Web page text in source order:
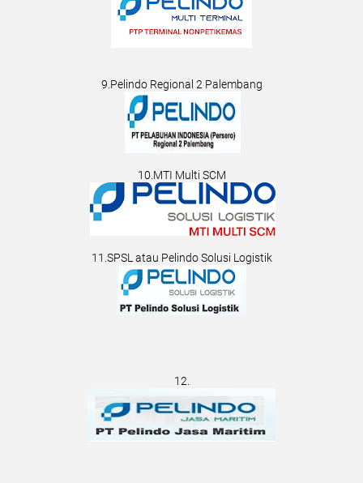
9.Pelindo Regional 2 Palembang
10.MTI Multi SCM
11.SPSL atau Pelindo Solusi Logistik
12.